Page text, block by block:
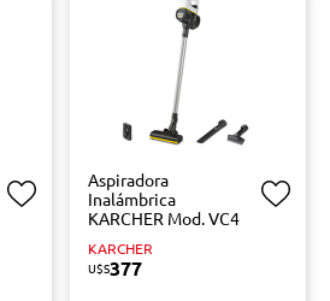
Aspiradora
Inalámbrica
KARCHER Mod. VC4
KARCHER
U$S377